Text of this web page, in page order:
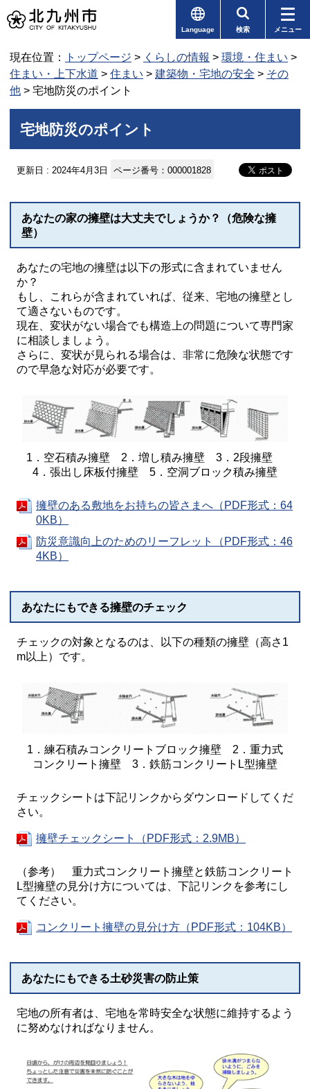
Language 検索 メニュー
現在位置： トップページ > くらしの情報 > 環境・住まい >
住まい・上下水道 > 住まい > 建築物・宅地の安全 > その
他 > 宅地防災のポイント
宅地防災のポイント
更新日 : 2024年4月3日 ページ番号：000001828
あなたの家の擁壁は大丈夫でしょうか？（危険な擁
壁）
あなたの宅地の擁壁は以下の形式に含まれていません
か？
もし、これらが含まれていれば、従来、宅地の擁壁とし
て適さないものです。
現在、変状がない場合でも構造上の問題について専門家
に相談しましょう。
さらに、変状が見られる場合は、非常に危険な状態です
ので早急な対応が必要です。
1．空石積み擁壁 2．増し積み擁壁 3．2段擁壁
4．張出し床板付擁壁 5．空洞ブロック積み擁壁
擁壁のある敷地をお持ちの皆さまへ（PDF形式：64
0KB）
防災意識向上のためのリーフレット（PDF形式：46
4KB）
あなたにもできる擁壁のチェック
チェックの対象となるのは、以下の種類の擁壁（高さ1
m以上）です。
1．練石積みコンクリートブロック擁壁 2．重力式
コンクリート擁壁 3．鉄筋コンクリートL型擁壁
チェックシートは下記リンクからダウンロードしてくだ
さい。
擁壁チェックシート（PDF形式：2.9MB）
（参考） 重力式コンクリート擁壁と鉄筋コンクリート
L型擁壁の見分け方については、下記リンクを参考にし
てください。
コンクリート擁壁の見分け方（PDF形式：104KB）
あなたにもできる土砂災害の防止策
宅地の所有者は、宅地を常時安全な状態に維持するよう
に努めなければなりません。